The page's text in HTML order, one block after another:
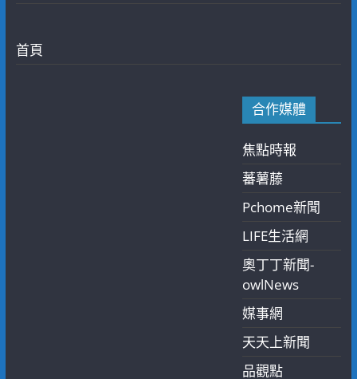
首頁
合作媒體
焦點時報
蕃薯藤
Pchome新聞
LIFE生活網
奧丁丁新聞-
owlNews
媒事網
天天上新聞
品觀點